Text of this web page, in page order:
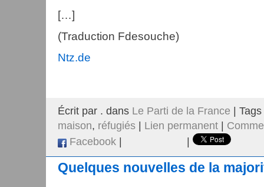
[…]
(Traduction Fdesouche)
Ntz.de
Écrit par . dans Le Parti de la France |
maison, réfugiés Lien permanent
Facebook
Quelques nouvelles de la